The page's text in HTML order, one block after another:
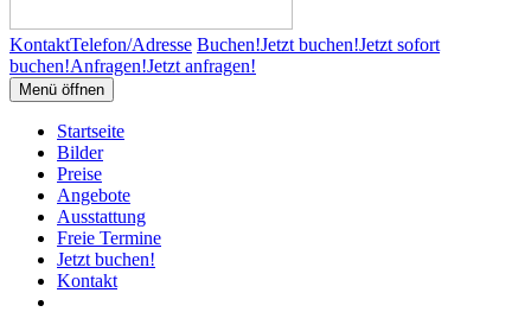
KontaktTelefon/Adresse Buchen!Jetzt buchen!Jetzt sofort
buchen!Anfragen!Jetzt anfragen!
Menü öffnen
Startseite
Bilder
Preise
Angebote
Ausstattung
Freie Termine
Jetzt buchen!
Kontakt